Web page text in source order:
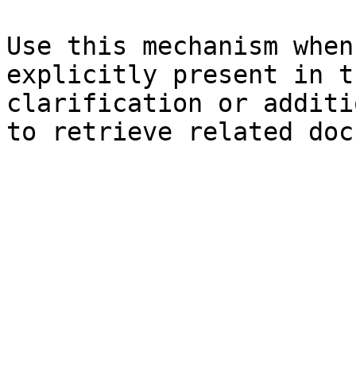
Use this mechanism
explicitly present in
clarification or